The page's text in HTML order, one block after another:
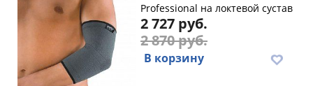
Professional на локтевой сустав
2 727 руб.
2 870 руб.
В корзину